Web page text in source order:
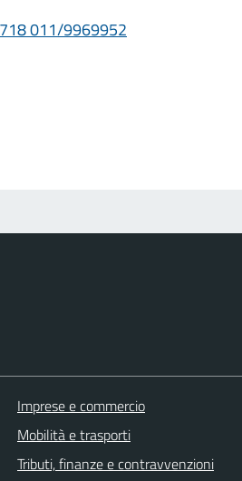
011/9969952
Imprese e commercio
Mobilità e trasporti
Tributi, finanze e contravvenzioni